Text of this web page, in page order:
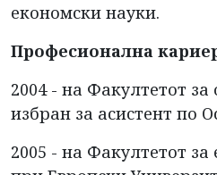
економски науки.
Професионална
2004 - на Факултетот
избран за асистент по
2005 - на Факултетот